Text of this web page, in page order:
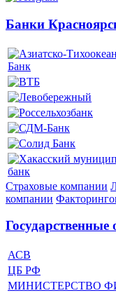
Банки
Страховые компании
компании
Государственные
АСВ
ЦБ РФ
МИНИСТЕРСТВО